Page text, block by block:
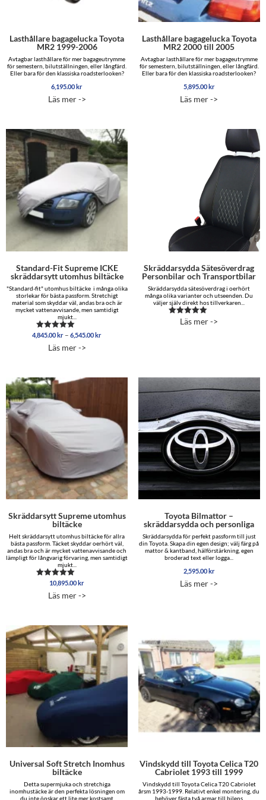
Lasthållare bagagelucka Toyota
MR2 1999-2006
Avtagbar lasthållare för mer bagageutrymme
för semestern, bilutställningen, eller långfärd.
Eller bara för den klassiska roadsterlooken?
6,195.00 kr
Läs mer ->
Lasthållare bagagelucka Toyota
MR2 2000 till 2005
Avtagbar lasthållare för mer bagageutrymme
för semestern, bilutställningen, eller långfärd.
Eller bara för den klassiska roadsterlooken?
5,895.00 kr
Läs mer ->
Standard-Fit Supreme ICKE
skräddarsytt utomhus biltäcke
"Standard-fit" utomhus biltäcke i många olika
storlekar för bästa passform. Stretchigt
material som skyddar väl, andas bra och är
mycket vattenavvisande, men samtidigt
mjukt...
Betygsatt
av 5
4,845.00kr – 6,545.00krPrisintervall:
Läs mer ->
Skräddarsydda Sätesöverdrag
Personbilar och Transportbilar
Skräddarsydda sätesöverdrag i oerhört
många olika varianter och utseenden. Du
väljer själv direkt hos tillverkaren...
Betygsatt
Läs mer ->
Skräddarsytt Supreme utomhus
biltäcke
Helt skräddarsytt utomhus biltäcke för allra
bästa passform. Täcket skyddar oerhört väl,
andas bra och är mycket vattenavvisande och
lämpligt för långvarig förvaring, men samtidigt
mjukt...
Betygsatt
av 5
10,895.00kr
Läs mer ->
Toyota Bilmattor –
skräddarsydda och personliga
Skräddarsydda för perfekt passform till just
din Toyota. Skapa din egen design; välj färg på
mattor & kantband, hälförstärkning, egen
broderad text eller logga...
2,595.00kr
Läs mer ->
Universal Soft Stretch Inomhus
biltäcke
Detta supermjuka och stretchiga
inomhustäcke är den perfekta lösningen om
du inte önskar ett lite mer kostsamt
Vindskydd till Toyota Celica T20
Cabriolet 1993 till 1999
Vindskydd till Toyota Celica T20 Cabriolet
årsm 1993-1999. Relativt enkel montering, du
behöver fästa två armar till bilens